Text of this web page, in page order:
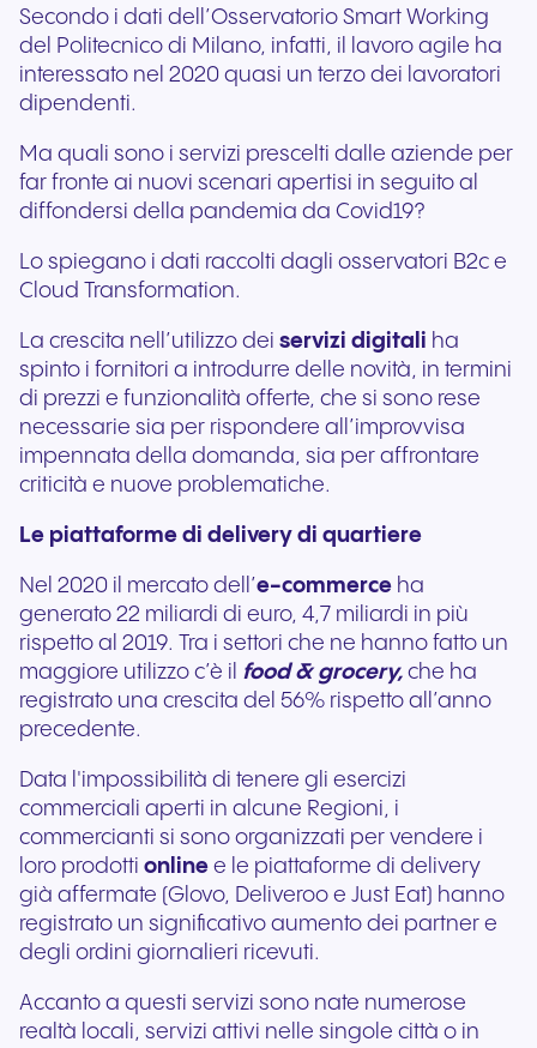
Secondo i dati dell’Osservatorio Smart Working
del Politecnico di Milano, infatti, il lavoro agile ha
interessato nel 2020 quasi un terzo dei lavoratori
dipendenti.
Ma quali sono i servizi prescelti dalle aziende per
far fronte ai nuovi scenari apertisi in seguito al
diffondersi della pandemia da Covid19?
Lo spiegano i dati raccolti dagli osservatori B2c e
Cloud Transformation.
La crescita nell’utilizzo dei servizi digitali ha
spinto i fornitori a introdurre delle novità, in termini
di prezzi e funzionalità offerte, che si sono rese
necessarie sia per rispondere all’improvvisa
impennata della domanda, sia per affrontare
criticità e nuove problematiche.
Le piattaforme di delivery di quartiere
Nel 2020 il mercato dell’e-commerce ha
generato 22 miliardi di euro, 4,7 miliardi in più
rispetto al 2019. Tra i settori che ne hanno fatto un
maggiore utilizzo c’è il food & grocery, che ha
registrato una crescita del 56% rispetto all’anno
precedente.
Data l'impossibilità di tenere gli esercizi
commerciali aperti in alcune Regioni, i
commercianti si sono organizzati per vendere i
loro prodotti online e le piattaforme di delivery
già affermate (Glovo, Deliveroo e Just Eat) hanno
registrato un significativo aumento dei partner e
degli ordini giornalieri ricevuti.
Accanto a questi servizi sono nate numerose
realtà locali, servizi attivi nelle singole città o in